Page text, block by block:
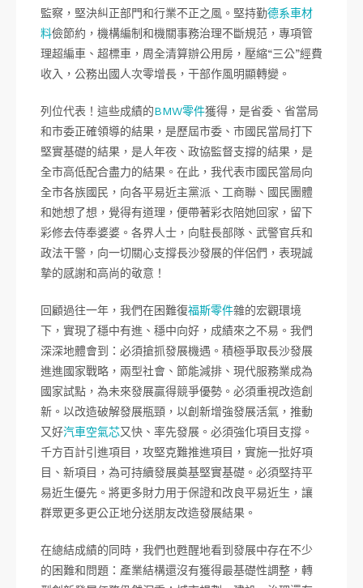
監察，堅決糾正部門和行業不正之風。堅持勤德系車材
料儉節約，機構編制和機關事務治理不斷規范，專項管
理超編車、超標車，周全清算辦公用房，壓縮“三公”經費
收入，公務出國人次零增長，干部作風明顯轉變。
列位代表！這些成績的BMW零件獲得，是省委、省當局
和市委正確領導的結果，是歷屆市委、市國民當局打下
堅實基礎的結果，是人年夜、政協監督支撐的結果，是
全市高低配合盡力的結果。在此，我代表市國民當局向
全市各族國民，向各平易近主黨派、工商聯、國民團體
和她想了想，覺得有道理，便帶著彩衣陪她回家，留下
彩修去侍奉婆婆。各界人士，向駐長部隊、武警官兵和
政法干警，向一切關心支撐長沙發展的伴侶們，表現誠
摯的感謝和高尚的敬意！
回顧過往一年，我們在困難復福斯零件雜的宏觀環境
下，實現了穩中有進、穩中向好，成績來之不易。我們
深深地體會到：必須搶抓發展機遇。積極爭取長沙發展
進進國家戰略，兩型社會、節能減排、現代服務業成為
國家試點，為未來發展贏得競爭優勢。必須重視改造創
新。以改造破解發展瓶頸，以創新增強發展活氣，推動
又好汽車空氣芯又快、率先發展。必須強化項目支撐。
千方百計引進項目，攻堅克難推進項目，實施一批好項
目、新項目，為可持續發展奠基堅實基礎。必須堅持平
易近生優先。將更多財力用于保證和改良平易近生，讓
群眾更多更公正地分送朋友改造發展結果。
在總結成績的同時，我們也甦醒地看到發展中存在不少
的困難和問題：產業結構還沒有獲得最基礎性調整，轉